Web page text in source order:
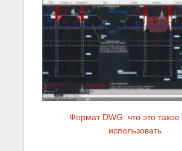
Формат DWG: что это такое
использовать